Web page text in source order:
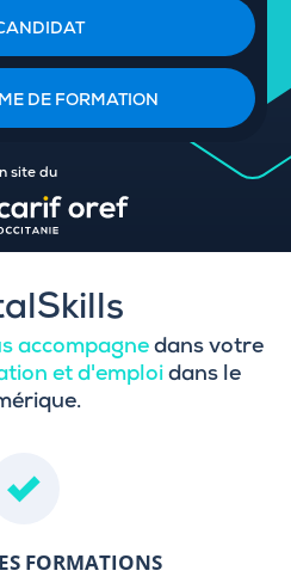
DE FORMATION
site du
accompagnedans votre
et d'emploi dans le
FORMATIONS